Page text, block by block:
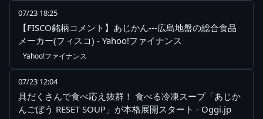
07/23 18:25
【FISCO銘柄コメント】あじかん---広島地盤の総合食品
メーカー(フィスコ) - Yahoo!ファイナンス
Yahoo!ファイナンス
07/23 12:04
具だくさんで食べ応え抜群！ 食べる冷凍スープ「あじか
んごぼう RESET SOUP」が本格展開スタート - Oggi.jp